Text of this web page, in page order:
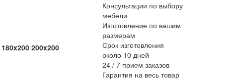
180x200 200x200
Консультации по выбору
мебели
Изготовление по вашим
размерам
Срок изготовления
около 10 дней
24 / 7 прием заказов
Гарантия на весь товар